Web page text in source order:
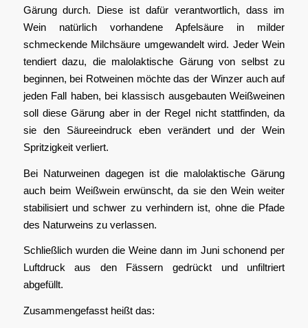
Gärung durch. Diese ist dafür verantwortlich, dass im
Wein natürlich vorhandene Apfelsäure in milder
schmeckende Milchsäure umgewandelt wird. Jeder Wein
tendiert dazu, die malolaktische Gärung von selbst zu
beginnen, bei Rotweinen möchte das der Winzer auch auf
jeden Fall haben, bei klassisch ausgebauten Weißweinen
soll diese Gärung aber in der Regel nicht stattfinden, da
sie den Säureeindruck eben verändert und der Wein
Spritzigkeit verliert.
Bei Naturweinen dagegen ist die malolaktische Gärung
auch beim Weißwein erwünscht, da sie den Wein weiter
stabilisiert und schwer zu verhindern ist, ohne die Pfade
des Naturweins zu verlassen.
Schließlich wurden die Weine dann im Juni schonend per
Luftdruck aus den Fässern gedrückt und unfiltriert
abgefüllt.
Zusammengefasst heißt das: